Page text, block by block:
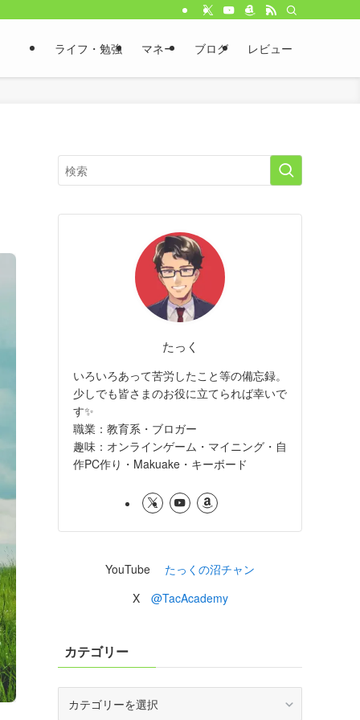
ライフ・勉強 マネー ブログ レビュー
たっく
いろいろあって苦労したこと等の備忘録。
少しでも皆さまのお役に立てられば幸いで
す✨
職業：教育系・ブロガー
趣味：オンラインゲーム・マイニング・自
作PC作り・Makuake・キーボード
YouTube たっくの沼チャン
X @TacAcademy
カテゴリー